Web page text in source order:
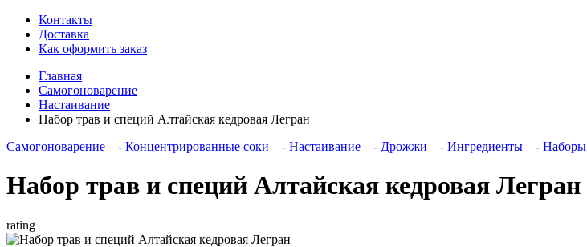
Контакты
Доставка
Как оформить заказ
Главная
Самогоноварение
Настаивание
Набор трав и специй Алтайская кедровая Легран
Самогоноварение
- Концентрированные соки - Настаивание - Дрожжи - Ингредиенты - Наборы
Набор трав и специй Алтайская кедровая Легран
rating